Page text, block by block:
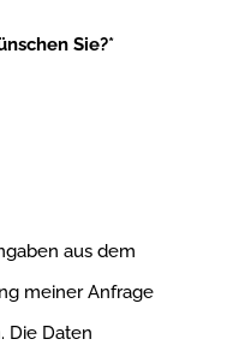
Sie?*
aus dem
meiner Anfrage
Die Daten